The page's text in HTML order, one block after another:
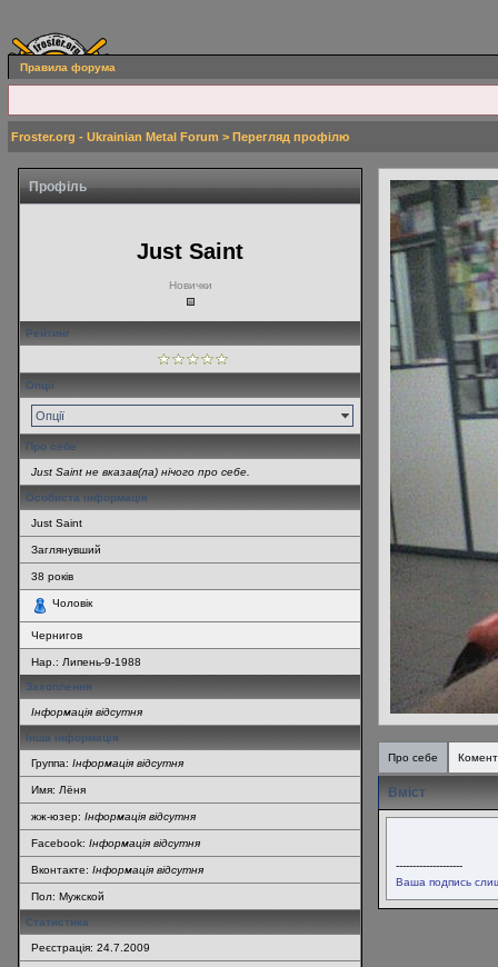
Правила форума
Froster.org - Ukrainian Metal Forum > Перегляд профілю
Профіль
Just Saint
Новички
Рейтинг
Опції
Опції
Про себе
Just Saint не вказав(ла) нічого про себе.
Особиста інформація
Just Saint
Заглянувший
38 років
Чоловік
Чернигов
Нар.: Липень-9-1988
Захоплення
Інформація відсутня
Інша інформація
Группа: Інформація відсутня
Имя: Лёня
жж-юзер: Інформація відсутня
Facebook: Інформація відсутня
Вконтакте: Інформація відсутня
Пол: Мужской
Статистика
Реєстрація: 24.7.2009
Про себе
Вміст
--------------------
Ваша подпись